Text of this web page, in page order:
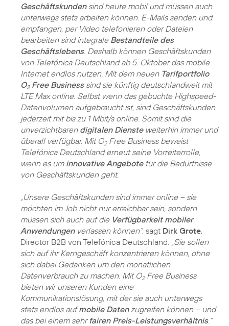
Geschäftskunden sind heute mobil und müssen auch
unterwegs stets arbeiten können. E-Mails senden und
empfangen, per Video telefonieren oder Dateien
bearbeiten sind integrale Bestandteile des
Geschäftslebens. Deshalb können Geschäftskunden
von Telefónica Deutschland ab 5. Oktober das mobile
Internet endlos nutzen. Mit dem neuen Tarifportfolio
O2Free Businesssind sie künftig deutschlandweit mit
LTE Max online. Selbst wenn das gebuchte Highspeed-
Datenvolumen aufgebraucht ist, sind Geschäftskunden
jederzeit mit bis zu 1 Mbit/s online. Somit sind die
unverzichtbaren digitalen Diensteweiterhin immer und
überall verfügbar. Mit O2Free Business beweist
Telefónica Deutschland erneut seine Vorreiterrolle,
wenn es um innovative Angebote für die Bedürfnisse
von Geschäftskunden geht.
„Unsere Geschäftskunden sind immer online – sie
möchten im Job nicht nur erreichbar sein, sondern
müssen sich auch auf dieVerfügbarkeit mobiler
Anwendungenverlassen können“, sagt Dirk Grote,
Director B2B von Telefónica Deutschland.
„Sie sollen
sich auf ihr Kerngeschäft konzentrieren können, ohne
sich dabei Gedanken um den monatlichen
Datenverbrauch zu machen. Mit O2Free Business
bieten wir unseren Kunden eine
Kommunikationslösung, mit der sie auch unterwegs
stets endlos aufmobile Datenzugreifen können – und
das bei einem sehr fairen Preis-Leistungsverhältnis.“